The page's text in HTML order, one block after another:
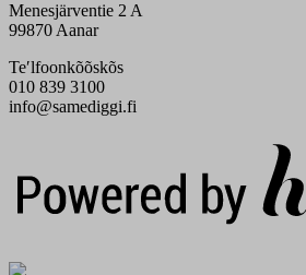
Menesjärventie 2 A
99870 Aanar
Teʹlfoonkõõskõs
010 839 3100
info@samediggi.fi